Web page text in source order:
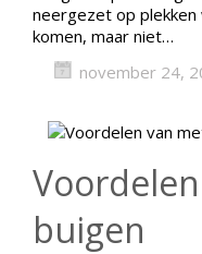
neergezet op plekken
komen, maar niet…
november 24,
buigen